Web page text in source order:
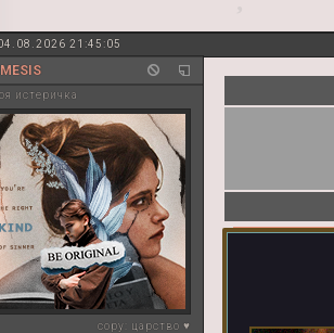
21:45:05
истеричка
copy: царство ♥